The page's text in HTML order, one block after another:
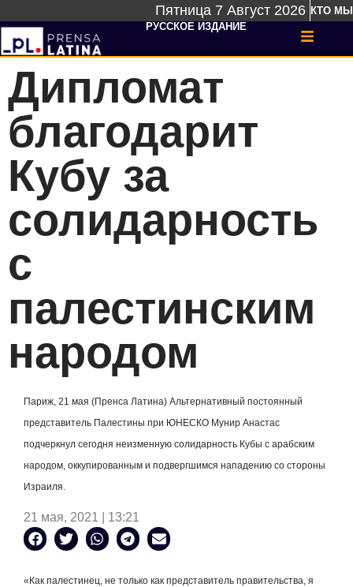
Пятница 7 Август 2026 КТО МЫ
РУССКОЕ ИЗДАНИЕ
Дипломат
благодарит
Кубу за
солидарность
с
палестинским
народом
Париж, 21 мая (Пренса Латина) Альтернативный постоянный
представитель Палестины при ЮНЕСКО Мунир Анастас
подчеркнул сегодня неизменную солидарность Кубы с арабским
народом, оккупированным и подвергшимся нападению со стороны
Израиля.
21 мая, 2021 | 13:21
«Как палестинец, не только как представитель правительства, я